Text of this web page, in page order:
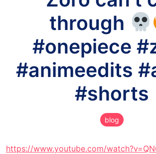
through
#onepiece
#animeedits
#shorts
blog
https://www.youtube.com/